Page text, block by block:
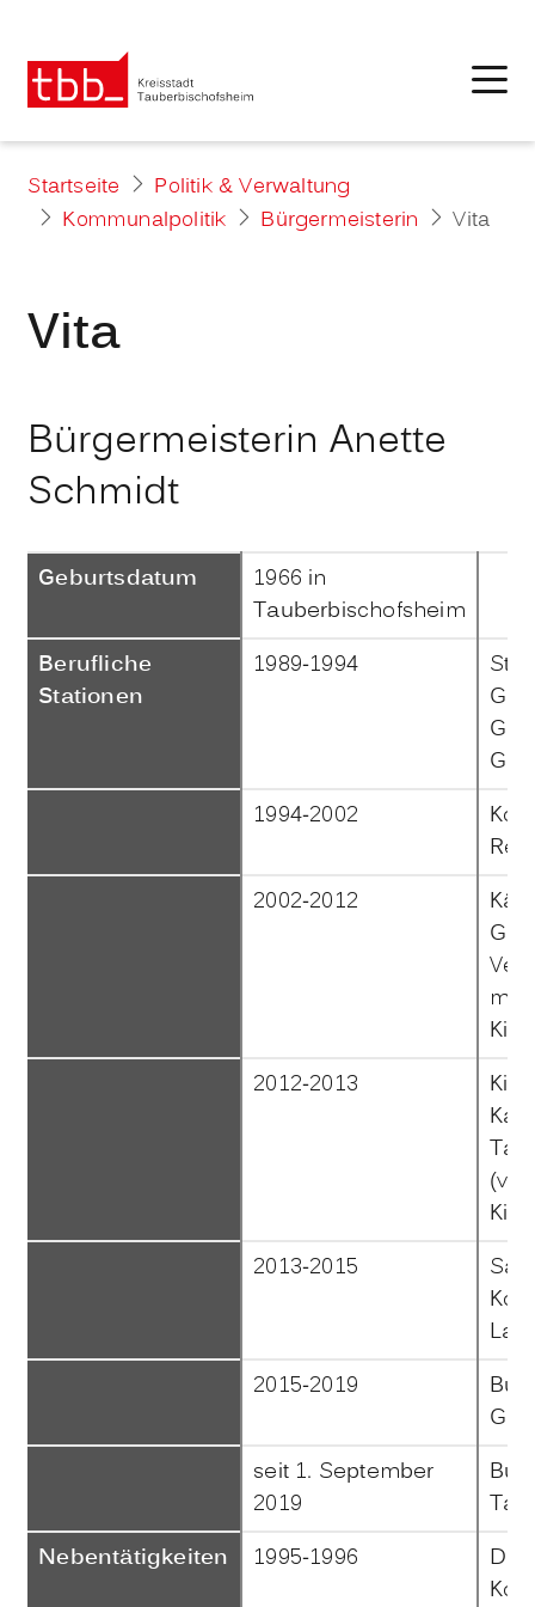
Startseite
Politik & Verwaltung
Kommunalpolitik
Bürgermeisterin Vita
Vita
Bürgermeisterin Anette
Schmidt
Geburtsdatum
1966 in
Tauberbischofsheim
Berufliche
Stationen
1989-1994
1994-2002
2002-2012
mit
2012-2013
2013-2015
2015-2019
seit 1. September
2019
Nebentätigkeiten
1995-1996